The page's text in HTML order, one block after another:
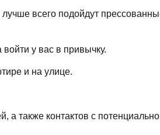
всего подойдут
у вас в привычку.
и на улице.
а также контактов с потенциально